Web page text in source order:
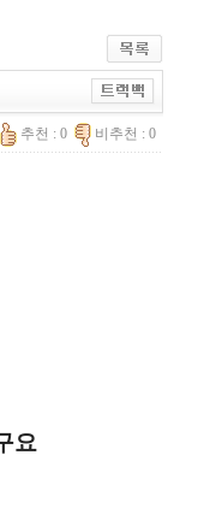
추천 : 0 비추천 : 0
요